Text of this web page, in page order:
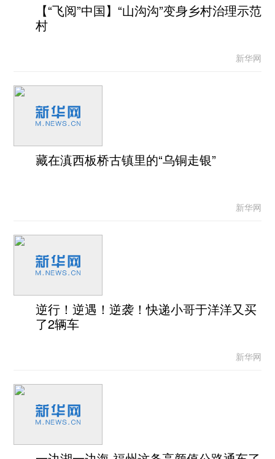
【“飞阅”中国】“山沟沟”变身乡村治理示范
村
新华网
藏在滇西板桥古镇里的“乌铜走银”
新华网
逆行！逆遇！逆袭！快递小哥于洋洋又买
了2辆车
新华网